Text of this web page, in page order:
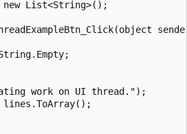
List<String>();
work on UI thread.");